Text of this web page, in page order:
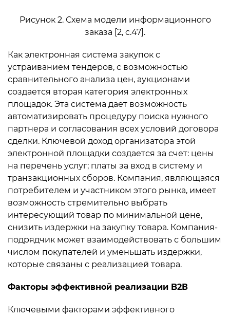
Рисунок 2. Схема модели информационного
заказа [2, c.47].
Как электронная система закупок с
устраиванием тендеров, с возможностью
сравнительного анализа цен, аукционами
создается вторая категория электронных
площадок. Эта система дает возможность
автоматизировать процедуру поиска нужного
партнера и согласования всех условий договора
сделки. Ключевой доход организатора этой
электронной площадки создается за счет: цены
на перечень услуг; платы за вход в систему и
транзакционных сборов. Компания, являющаяся
потребителем и участником этого рынка, имеет
возможность стремительно выбрать
интересующий товар по минимальной цене,
снизить издержки на закупку товара. Компания-
подрядчик может взаимодействовать с большим
числом покупателей и уменьшать издержки,
которые связаны с реализацией товара.
Факторы эффективной реализации B2В
Ключевыми факторами эффективного